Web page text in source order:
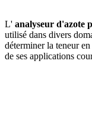
L' analyseur d'azote
utilisé dans divers
déterminer la teneur
de ses applications